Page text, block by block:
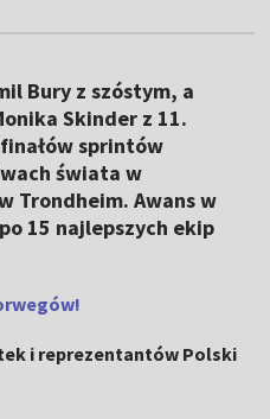
Bury z szóstym, a
Skinder z 11.
sprintów
świata w
Trondheim. Awans w
15 najlepszych ekip
i reprezentantów Polski